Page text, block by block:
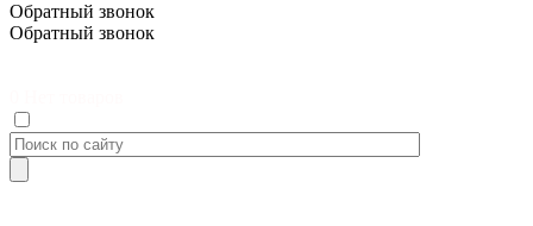
Обратный звонок
Обратный звонок